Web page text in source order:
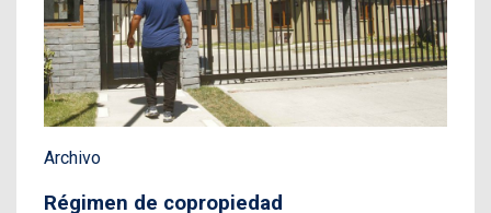
Archivo
Régimen de copropiedad